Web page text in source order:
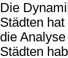
Die
Städten
die
Städten